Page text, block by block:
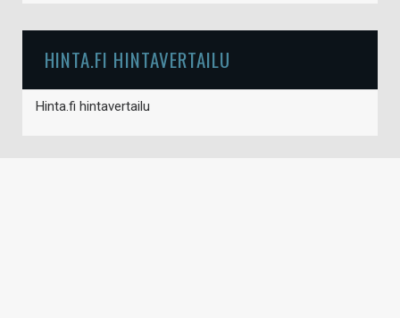
HINTA.FI HINTAVERTAILU
Hinta.fi hintavertailu